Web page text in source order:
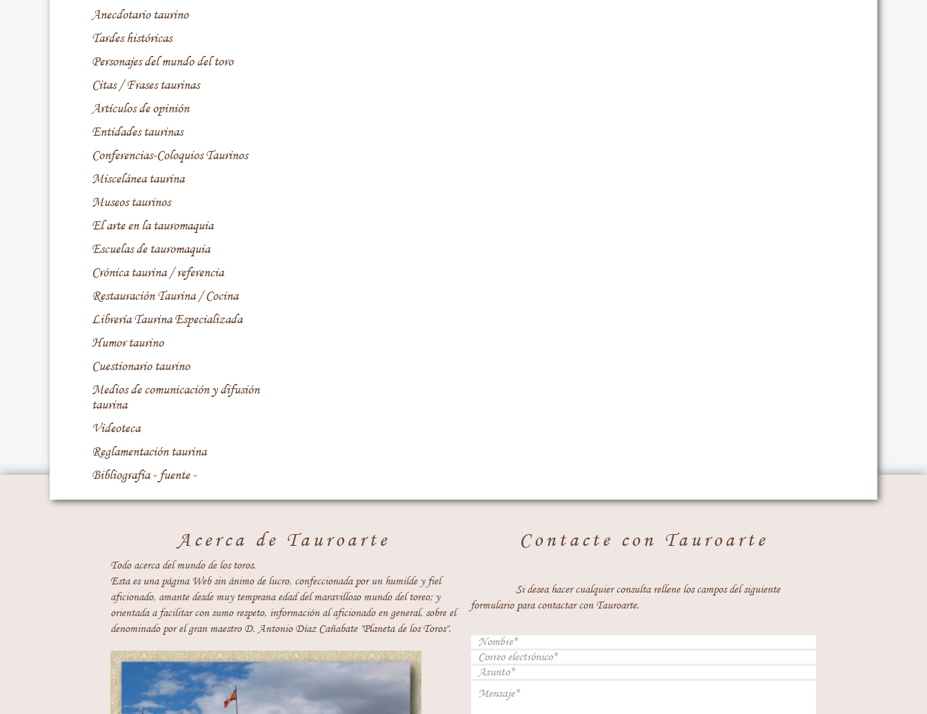
Anecdotario taurino
Tardes históricas
Personajes del mundo del toro
Citas / Frases taurinas
Artículos de opinión
Entidades taurinas
Conferencias-Coloquios Taurinos
Miscelánea taurina
Museos taurinos
El arte en la tauromaquia
Escuelas de tauromaquia
Crónica taurina / referencia
Restauración Taurina / Cocina
Librería Taurina Especializada
Humor taurino
Cuestionario taurino
Medios de comunicación y difusión
taurina
Videoteca
Reglamentación taurina
Bibliografía - fuente -
Acerca de Tauroarte
Todo acerca del mundo de los toros.
Esta es una página Web sin ánimo de lucro, confeccionada por un humilde y fiel
aficionado, amante desde muy temprana edad del maravilloso mundo del toreo; y
orientada a facilitar con sumo respeto, información al aficionado en general, sobre el
denominado por el gran maestro D. Antonio Díaz Cañabate "Planeta de los Toros".
Contacte con Tauroarte
Si desea hacer cualquier consulta rellene los campos del siguiente
formulario para contactar con Tauroarte.